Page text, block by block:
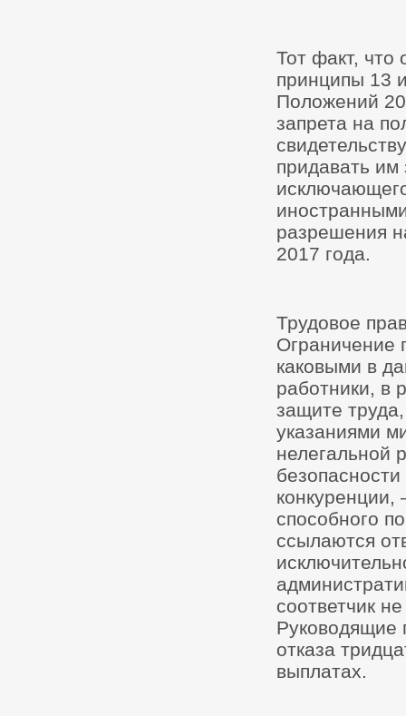
Тот факт, что
принципы 13
Положений
запрета на
придавать им
разрешения
2017 года.
Трудовое
Ограничение
каковыми в
работники, в
защите
указаниями
нелегальной
способного
ссылаются
соответчик
Руководящие
отказа
выплатах.